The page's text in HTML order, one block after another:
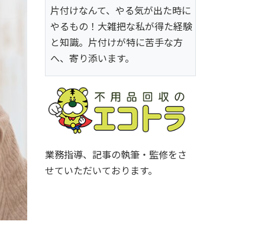
片付けなんて、やる気が出た時に
やるもの！大雑把な私が得た経験
と知識。片付けが特に苦手な方
へ、寄り添います。
業務指導、記事の執筆・監修をさ
せていただいております。